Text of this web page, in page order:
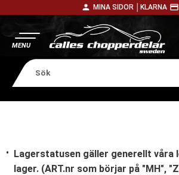
person MINA SIDOR │ KLARNA payment
Lagerstatusen gäller generellt våra
lager. (ART.nr som börjar på "MH",